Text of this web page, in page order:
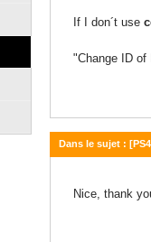
If I don´t use
"Change ID
Dans le sujet :
Nice, thank